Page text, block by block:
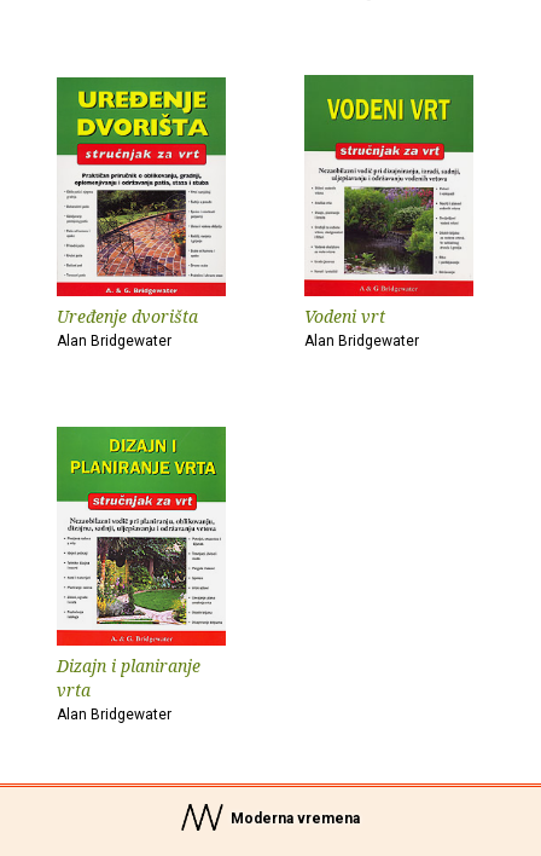
Uređenje dvorišta
Alan Bridgewater
Vodeni vrt
Alan Bridgewater
Dizajn i planiranje
vrta
Alan Bridgewater
Moderna vremena